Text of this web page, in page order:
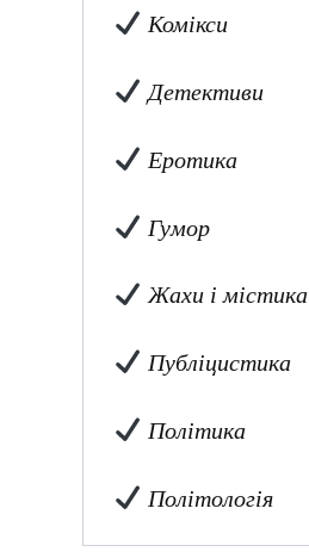
Комікси
Детективи
Еротика
Гумор
Жахи і містика
Публіцистика
Політика
Політологія